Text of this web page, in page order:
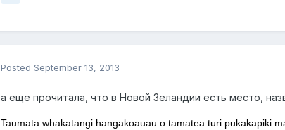
Posted September 13, 2013
а еще прочитала, что в Новой Зеландии есть место,
Taumata whakatangi hangakoauau o tamatea turi pukakapiki